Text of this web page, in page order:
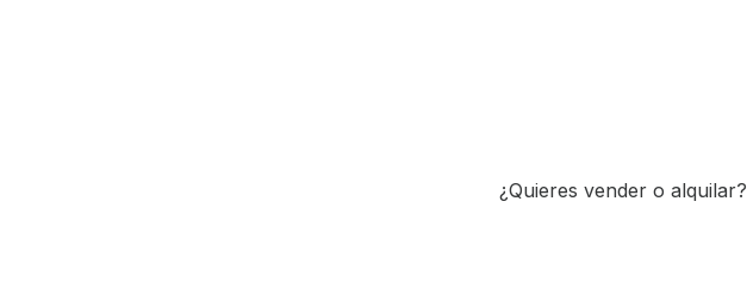
¿Quieres vender o alquilar?